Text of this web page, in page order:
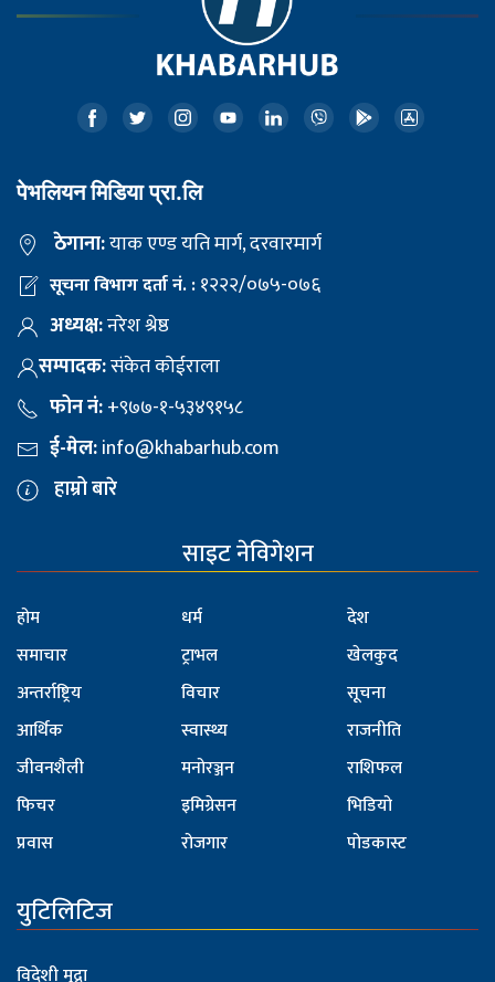
पेभलियन मिडिया प्रा.लि
ठेगाना:याक एण्ड यति मार्ग, दरवारमार्ग
सूचना विभाग दर्ता नं. :१२२२/०७५-०७६
अध्यक्ष:नरेश श्रेष्ठ
सम्पादक:संकेत कोईराला
फोन नं:+९७७-१-५३४९१५८
ई-मेल:info@khabarhub.com
हाम्रो बारे
साइट नेविगेशन
होम
समाचार
अन्तर्राष्ट्रिय
आर्थिक
जीवनशैली
फिचर
प्रवास
धर्म
ट्राभल
विचार
स्वास्थ्य
मनोरञ्जन
इमिग्रेसन
रोजगार
देश
खेलकुद
सूचना
राजनीति
राशिफल
भिडियो
पोडकास्ट
युटिलिटिज